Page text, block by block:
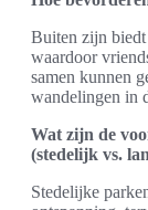
Buiten zijn
waardoor
samen kunnen
wandelingen in
Wat zijn de
(stedelijk vs.
Stedelijke